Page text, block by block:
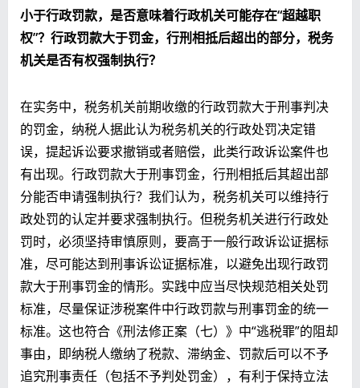
小于行政罚款，是否意味着行政机关可能存在“超越职
权”？行政罚款大于罚金，行刑相抵后超出的部分，税务
机关是否有权强制执行？
在实务中，税务机关前期收缴的行政罚款大于刑事判决
的罚金，纳税人据此认为税务机关的行政处罚决定错
误，提起诉讼要求撤销或者赔偿，此类行政诉讼案件也
有出现。行政罚款大于刑事罚金，行刑相抵后其超出部
分能否申请强制执行？我们认为，税务机关可以维持行
政处罚的认定并要求强制执行。但税务机关进行行政处
罚时，必须坚持审慎原则，要高于一般行政诉讼证据标
准，尽可能达到刑事诉讼证据标准，以避免出现行政罚
款大于刑事罚金的情形。实践中应当尽快规范相关处罚
标准，尽量保证涉税案件中行政罚款与刑事罚金的统一
标准。这也符合《刑法修正案（七）》中“逃税罪”的阻却
事由，即纳税人缴纳了税款、滞纳金、罚款后可以不予
追究刑事责任（包括不予判处罚金），有利于保持立法